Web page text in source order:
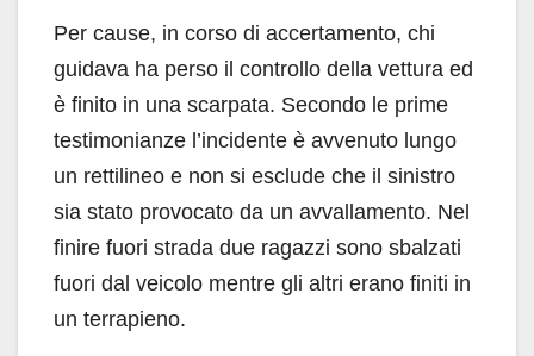
Per cause, in corso di accertamento, chi
guidava ha perso il controllo della vettura ed
è finito in una scarpata. Secondo le prime
testimonianze l’incidente è avvenuto lungo
un rettilineo e non si esclude che il sinistro
sia stato provocato da un avvallamento. Nel
finire fuori strada due ragazzi sono sbalzati
fuori dal veicolo mentre gli altri erano finiti in
un terrapieno.